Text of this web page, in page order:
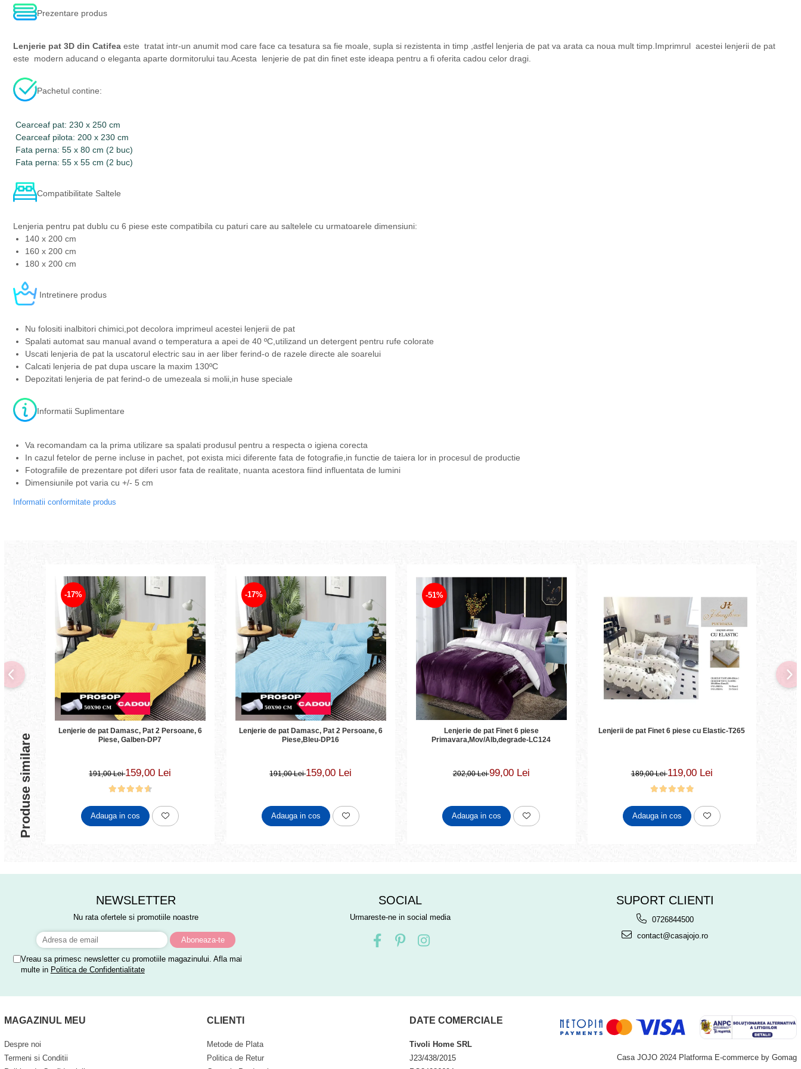
Prezentare produs
Lenjerie pat 3D din Catifeaeste tratat intr-un anumit mod care face ca tesatura sa fie moale, supla si rezistenta in timp ,astfel lenjeria de pat va arata ca noua mult timp.Imprimrul acestei lenjerii de pat
este modern aducand o eleganta aparte dormitorului tau.Acesta lenjerie de pat din finet este ideapa pentru a fi oferita cadou celor dragi.
Pachetul contine:
Cearceaf pat: 230 x 250 cm
Cearceaf pilota: 200 x 230 cm
Fata perna: 55 x 80 cm (2 buc)
Fata perna: 55 x 55 cm (2 buc)
Compatibilitate Saltele
Lenjeria pentru pat dublu cu 6 piese este compatibila cu paturi care au saltelele cu urmatoarele dimensiuni:
140 x 200 cm
160 x 200 cm
180 x 200 cm
Intretinere produs
Nu folositi inalbitori chimici,pot decolora imprimeul acestei lenjerii de pat
Spalati automat sau manual avand o temperatura a apei de 40 ºC,utilizand un detergent pentru rufe colorate
Uscati lenjeria de pat la uscatorul electric sau in aer liber ferind-o de razele directe ale soarelui
Calcati lenjeria de pat dupa uscare la maxim 130ºC
Depozitati lenjeria de pat ferind-o de umezeala si molii,in huse speciale
Informatii Suplimentare
Va recomandam ca la prima utilizare sa spalati produsul pentru a respecta o igiena corecta
In cazul fetelor de perne incluse in pachet, pot exista mici diferente fata de fotografie,in functie de taiera lor in procesul de productie
Fotografiile de prezentare pot diferi usor fata de realitate, nuanta acestora fiind influentata de lumini
Dimensiunile pot varia cu +/- 5 cm
Informatii conformitate produs
Produse similare
-17%
Lenjerie de pat Damasc, Pat 2 Persoane, 6
Piese, Galben-DP7
191,00 Lei159,00 Lei
Adauga in cos
-17%
Lenjerie de pat Damasc, Pat 2 Persoane, 6
Piese,Bleu-DP16
191,00 Lei159,00 Lei
Adauga in cos
-51%
Lenjerie de pat Finet 6 piese
Primavara,Mov/Alb,degrade-LC124
202,00 Lei99,00 Lei
Adauga in cos
Lenjerii de pat Finet 6 piese cu Elastic-T265
189,00 Lei119,00 Lei
Adauga in cos
NEWSLETTER
Nu rata ofertele si promotiile noastre
Vreau sa primesc newsletter cu promotiile magazinului. Afla mai
multe in Politica de Confidentialitate
SOCIAL
Urmareste-ne in social media
SUPORT CLIENTI
0726844500
contact@casajojo.ro
MAGAZINUL MEU
Despre noi
Termeni si Conditii
CLIENTI
Metode de Plata
Politica de Retur
DATE COMERCIALE
Tivoli Home SRL
J23/438/2015
Casa JOJO 2024 Platforma E-commerce by Gomag